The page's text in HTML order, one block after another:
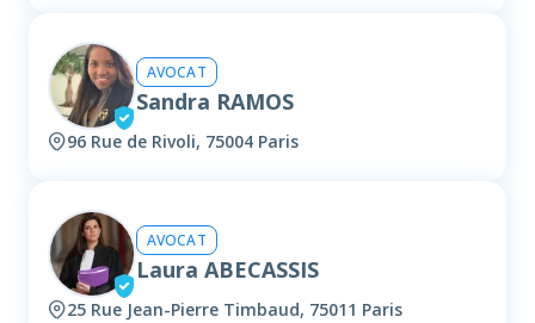
AVOCAT
Sandra RAMOS
96 Rue de Rivoli, 75004 Paris
AVOCAT
Laura ABECASSIS
25 Rue Jean-Pierre Timbaud, 75011 Paris